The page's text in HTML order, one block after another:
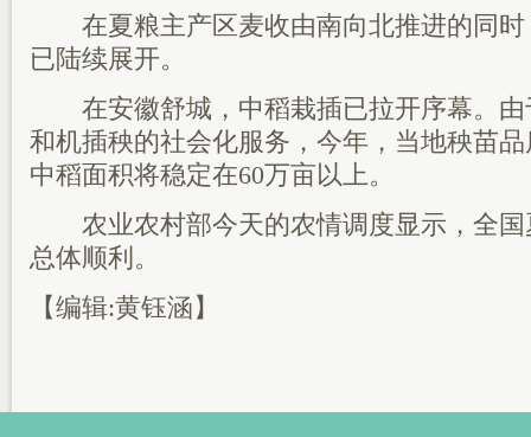
在夏粮主产区麦收由南向北推进的同时
已陆续展开。
在安徽舒城，中稻栽插已拉开序幕。由
和机插秧的社会化服务，今年，当地秧苗
中稻面积将稳定在60万亩以上。
农业农村部今天的农情调度显示，全国
总体顺利。
【编辑:黄钰涵】